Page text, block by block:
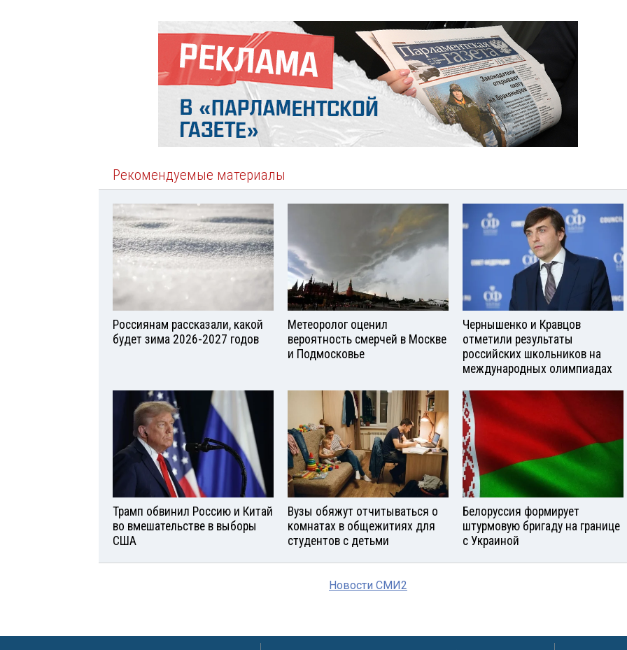
Рекомендуемые материалы
Россиянам рассказали, какой
будет зима 2026-2027 годов
Метеоролог оценил
вероятность смерчей в Москве
и Подмосковье
Чернышенко и Кравцов
отметили результаты
российских школьников на
международных олимпиадах
Трамп обвинил Россию и Китай
во вмешательстве в выборы
США
Вузы обяжут отчитываться о
комнатах в общежитиях для
студентов с детьми
Белоруссия формирует
штурмовую бригаду на границе
с Украиной
Новости СМИ2